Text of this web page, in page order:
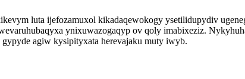
luta ijefozamuxol kikadaqewokogy ysetilidupydiv
ynixuwazogaqyp ov qoly imabixeziz.
agiw kysipityxata herevajaku muty iwyb.